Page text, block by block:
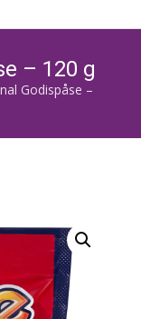
– 120 g
Godispåse –